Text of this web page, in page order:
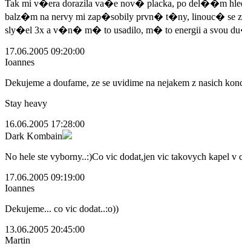
Tak mi v�era dorazila va�e nov� placka, po
balz�m na nervy mi zap�sobily prvn� t�ny, linouc�
sly�el 3x a v�n� m� to usadilo, m� to energii a svou
17.06.2005 09:20:00
Ioannes
Dekujeme a doufame, ze se uvidime na nejakem z nasich
Stay heavy
16.06.2005 17:28:00
Dark Kombain
No hele ste vyborny..:)Co vic dodat,jen vic takovych kapel v
17.06.2005 09:19:00
Ioannes
Dekujeme... co vic dodat..:o))
13.06.2005 20:45:00
Martin